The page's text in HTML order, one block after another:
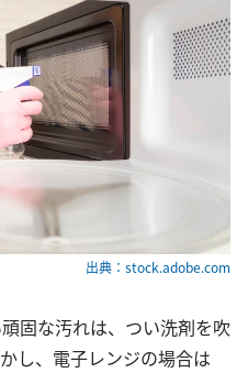
出典：stock.adobe.com
固な汚れは、つい洗剤を吹
し、電子レンジの場合は